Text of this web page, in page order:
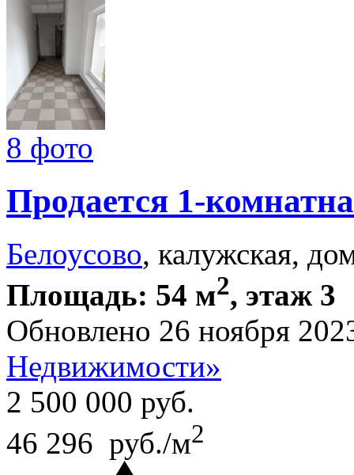
8 фото
Продается 1-
Белоусово, калужская,
Площадь: 54 м2, этаж 3
Обновлено 26 ноября
Недвижимости»
2 500 000 руб.
46 296 руб./м2